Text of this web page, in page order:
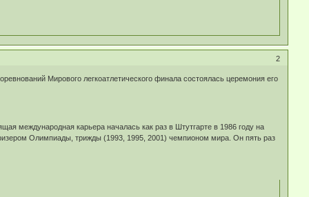
2
Мирового легкоатлетического финала состоялась церемония его
международная карьера началась как раз в Штутгарте в 1986 году на
Олимпиады, трижды (1993, 1995, 2001) чемпионом мира. Он пять раз